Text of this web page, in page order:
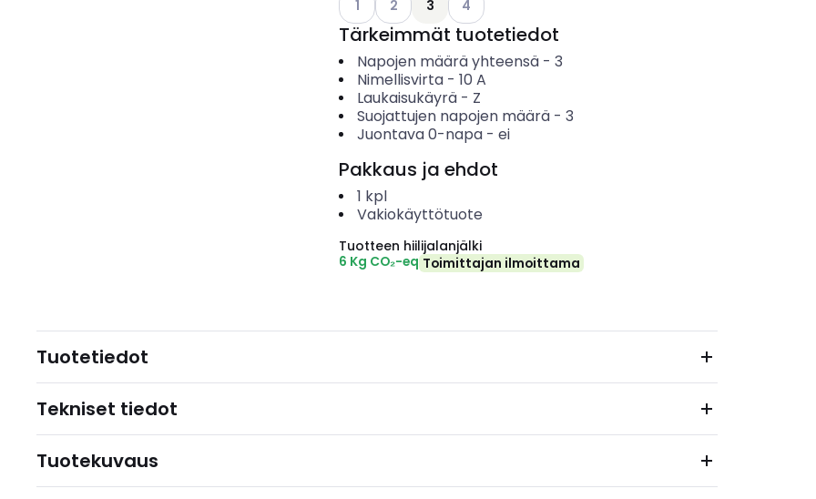
1 2 3 4
Tärkeimmät tuotetiedot
Napojen määrä yhteensä- 3
Nimellisvirta- 10 A
Laukaisukäyrä- Z
Suojattujen napojen määrä- 3
Juontava 0-napa- ei
Pakkaus ja ehdot
1 kpl
Vakiokäyttötuote
Tuotteen hiilijalanjälki
6 Kg CO₂-eq Toimittajan ilmoittama
Tuotetiedot
Tekniset tiedot
Tuotekuvaus